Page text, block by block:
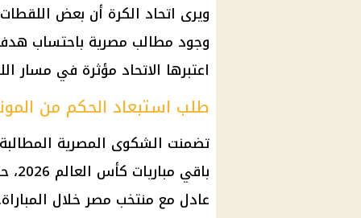
ويرى اتحاد الكرة أن بعض
وجود مطالب مصرية باحتساب
اعتبرها الاتحاد مؤثرة في مسار
طلب استبعاد الحكم من
تضمنت الشكوى المصرية
باقي مباريات كأس العالم 2026
،
عادل مع منتخب مصرخلال